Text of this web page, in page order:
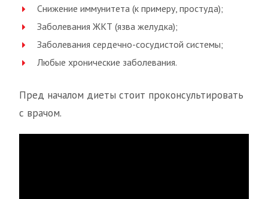
Снижение иммунитета (к примеру, простуда);
Заболевания ЖКТ (язва желудка);
Заболевания сердечно-сосудистой системы;
Любые хронические заболевания.
Пред началом диеты стоит проконсультировать
с врачом.